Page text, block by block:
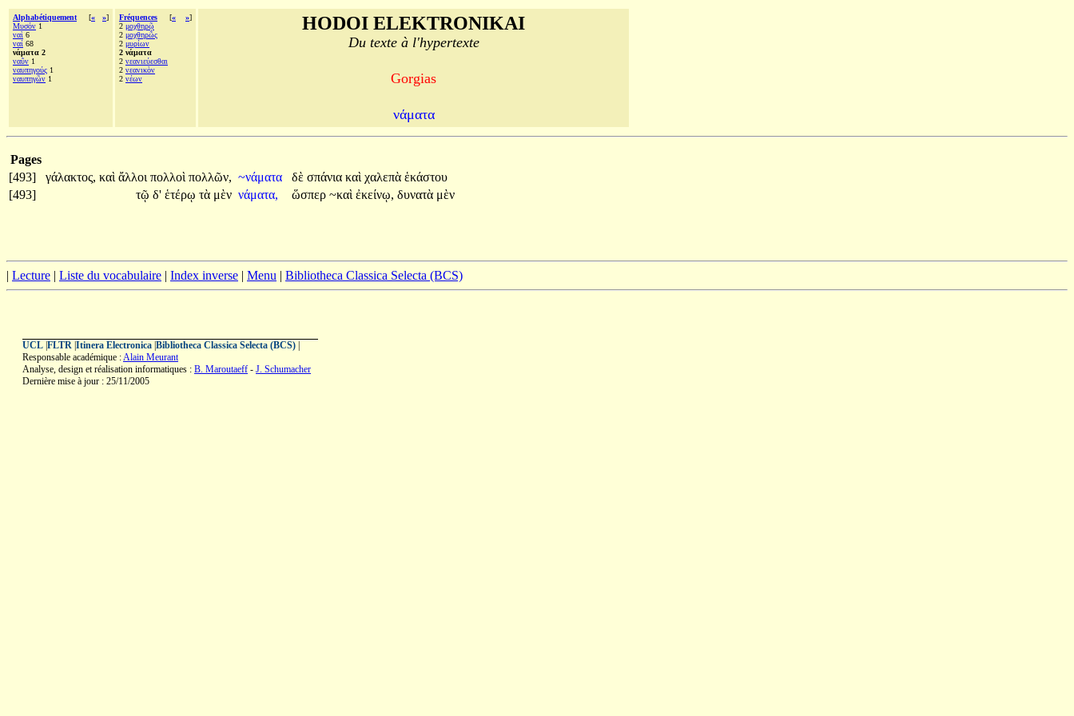
Alphabétiquement [« »]
Μυσόν 1
ναὶ 6
ναί 68
νάματα 2
ναῦν 1
ναυπηγούς 1
ναυπηγῶν 1
Fréquences [« »]
2 μοχθηρῷ
2 μοχθηρῶς
2 μυρίων
2 νάματα
2 νεανιεύεσθαι
2 νεανικὸν
2 νέων
HODOI ELEKTRONIKAI
Du texte à l'hypertexte
Gorgias
νάματα
Pages
[493]
γάλακτος, καὶ ἄλλοι πολλοὶ πολλῶν, ~νάματα δὲ σπάνια καὶ χαλεπὰ ἑκάστου
[493]
τῷ δ' ἑτέρῳ τὰ μὲν νάματα, ὥσπερ ~καὶ ἐκείνῳ, δυνατὰ μὲν
| Lecture | Liste du vocabulaire | Index inverse | Menu | Bibliotheca Classica Selecta (BCS)
UCL FLTR Itinera Electronica Bibliotheca Classica Selecta (BCS)
Responsable académique :Alain Meurant
Analyse, design et réalisation informatiques : B. Maroutaeff - J. Schumacher
Dernière mise à jour : 25/11/2005